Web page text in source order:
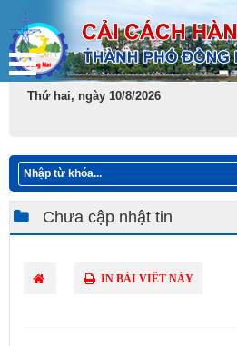
Thứ hai, ngày 10/8/2026
Chưa cập nhật tin
IN BÀI VIẾT NÀY